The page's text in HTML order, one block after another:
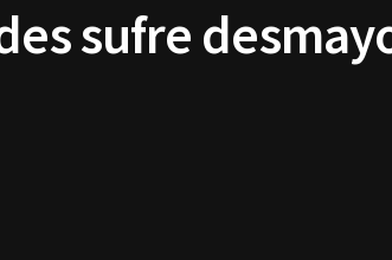
sufre